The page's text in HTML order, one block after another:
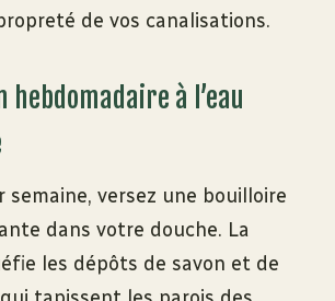
de vos canalisations.
hebdomadaire à l’eau
semaine, versez une bouilloire
dans votre douche. La
les dépôts de savon et de